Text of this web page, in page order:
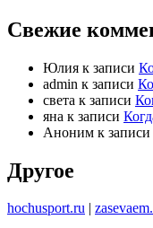
Свежие
Юлия к записи
admin к записи
света к записи
яна к записи
Аноним к записи
Другое
hochusport.ru